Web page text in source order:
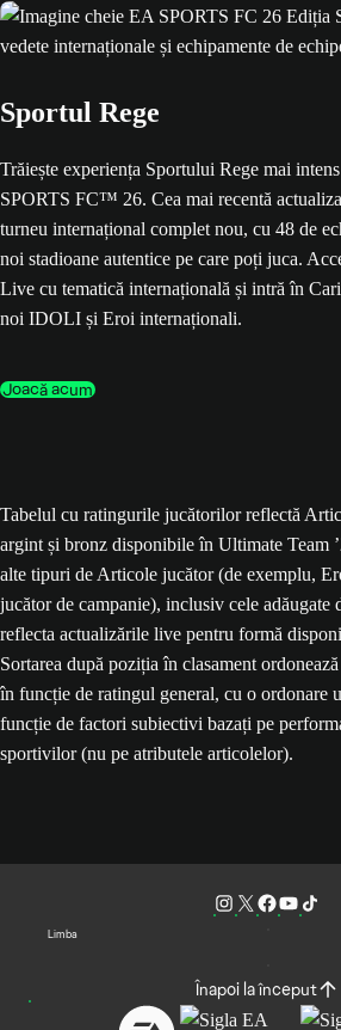
Sportul Rege
Trăiește experiența Sportului Rege mai
SPORTS FC™ 26. Cea mai recentă
turneu internațional complet nou, cu 48 de
noi stadioane autentice pe care poți juca.
Live cu tematică internațională și intră în
noi IDOLI și Eroi internaționali.
Joacă acum
Tabelul cu ratingurile jucătorilor reflectă
argint și bronz disponibile în Ultimate Team
alte tipuri de Articole jucător (de exemplu,
jucător de campanie), inclusiv cele adăugate
reflecta actualizările live pentru formă
Sortarea după poziția în clasament
în funcție de ratingul general, cu o ordonare
funcție de factori subiectivi bazați pe
sportivilor (nu pe atributele articolelor).
Limba
Înapoi la început